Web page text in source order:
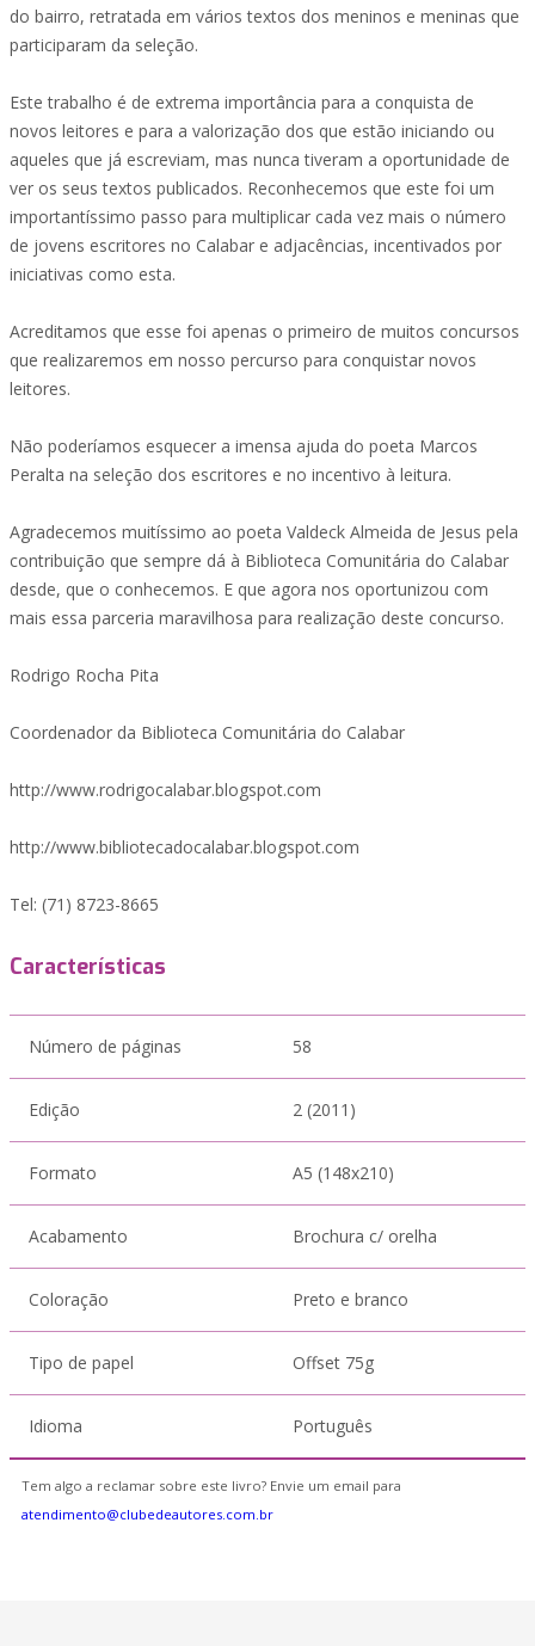
do bairro, retratada em vários textos dos meninos e meninas que
participaram da seleção.
Este trabalho é de extrema importância para a conquista de
novos leitores e para a valorização dos que estão iniciando ou
aqueles que já escreviam, mas nunca tiveram a oportunidade de
ver os seus textos publicados. Reconhecemos que este foi um
importantíssimo passo para multiplicar cada vez mais o número
de jovens escritores no Calabar e adjacências, incentivados por
iniciativas como esta.
Acreditamos que esse foi apenas o primeiro de muitos concursos
que realizaremos em nosso percurso para conquistar novos
leitores.
Não poderíamos esquecer a imensa ajuda do poeta Marcos
Peralta na seleção dos escritores e no incentivo à leitura.
Agradecemos muitíssimo ao poeta Valdeck Almeida de Jesus pela
contribuição que sempre dá à Biblioteca Comunitária do Calabar
desde, que o conhecemos. E que agora nos oportunizou com
mais essa parceria maravilhosa para realização deste concurso.
Rodrigo Rocha Pita
Coordenador da Biblioteca Comunitária do Calabar
http://www.rodrigocalabar.blogspot.com
http://www.bibliotecadocalabar.blogspot.com
Tel: (71) 8723-8665
Características
Número de páginas 58
Edição 2 (2011)
Formato A5 (148x210)
Acabamento Brochura c/ orelha
Coloração Preto e branco
Tipo de papel Offset 75g
Idioma Português
Tem algo a reclamar sobre este livro? Envie um email para
atendimento@clubedeautores.com.br